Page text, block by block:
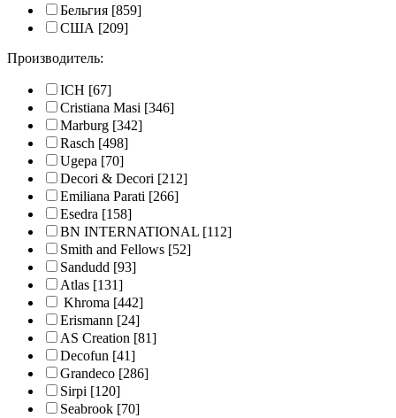
Бельгия [859]
США [209]
Производитель:
ICH [67]
Cristiana Masi [346]
Marburg [342]
Rasch [498]
Ugepa [70]
Decori & Decori [212]
Emiliana Parati [266]
Esedra [158]
BN INTERNATIONAL [112]
Smith and Fellows [52]
Sandudd [93]
Atlas [131]
Khroma [442]
Erismann [24]
AS Creation [81]
Decofun [41]
Grandeco [286]
Sirpi [120]
Seabrook [70]